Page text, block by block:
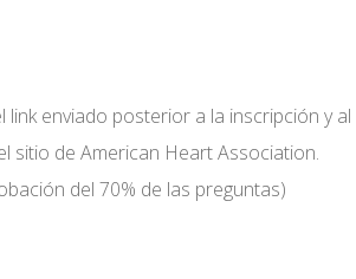
enviado posterior a la inscripción y
sitio de American Heart Association.
del 70% de las preguntas)